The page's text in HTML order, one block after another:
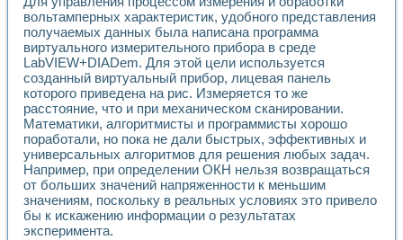
вольтамперных характеристик, удобного представления
получаемых данных была написана программа
виртуального измерительного прибора в среде
LabVIEW+DIADem. Для этой цели используется
созданный виртуальный прибор, лицевая панель
которого приведена на рис. Измеряется то же
расстояние, что и при механическом сканировании.
Математики, алгоритмисты и программисты хорошо
поработали, но пока не дали быстрых, эффективных и
универсальных алгоритмов для решения любых задач.
Например, при определении ОКН нельзя возвращаться
от больших значений напряженности к меньшим
значениям, поскольку в реальных условиях это привело
бы к искажению информации о результатах
эксперимента.